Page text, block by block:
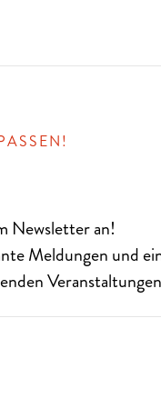
Newsletteran!
Meldungen und